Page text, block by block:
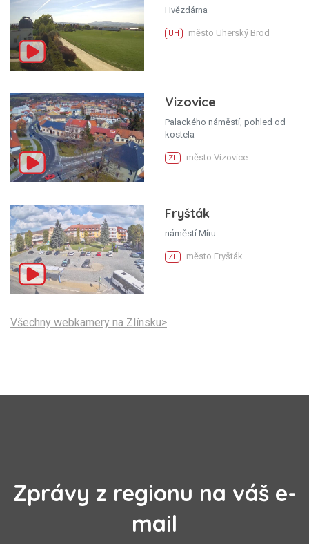
Hvězdárna
UH město Uherský Brod
Vizovice
Palackého náměstí, pohled od
kostela
ZL město Vizovice
Fryšták
náměstí Míru
ZL město Fryšták
Všechny webkamery na Zlínsku>
Zprávy z regionu na váš e-
mail